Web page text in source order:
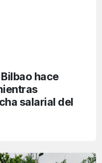
hace
salarial del